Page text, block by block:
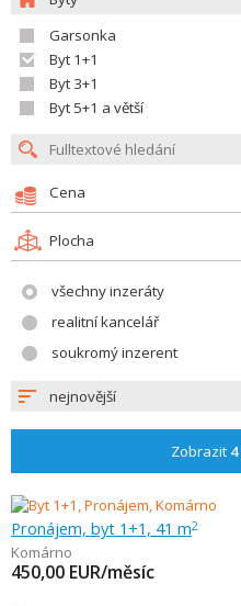
Garsonka
Byt 1+1
Byt 3+1
Byt 5+1 a větší
Cena
Plocha
všechny inzeráty
realitní kancelář
soukromý inzerent
nejnovější
Zobrazit 4
Pronájem, byt 1+1, 41 m2
Komárno
450,00 EUR/měsíc